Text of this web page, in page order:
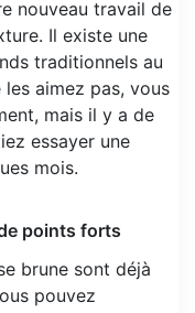
nouveau travail de
Il existe une
traditionnels au
aimez pas, vous
mais il y a de
essayer une
mois.
points forts
brune sont déjà
pouvez